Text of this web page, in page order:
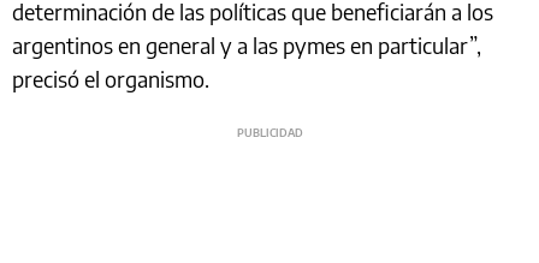
determinación de las políticas que beneficiarán a los
argentinos en general y a las pymes en particular”,
precisó el organismo.